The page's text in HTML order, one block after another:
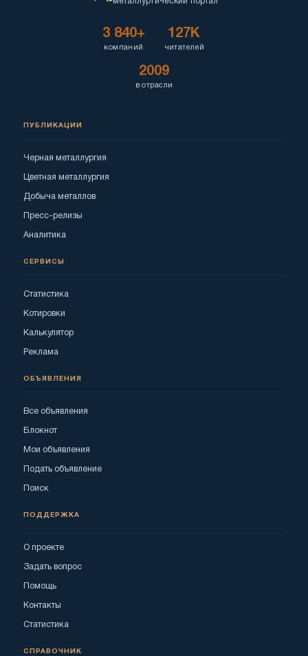
3 840+
компаний
127K
читателей
2009
в отрасли
ПУБЛИКАЦИИ
Черная металлургия
Цветная металлургия
Добыча металлов
Пресс-релизы
Аналитика
СЕРВИСЫ
Статистика
Котировки
Калькулятор
Реклама
ОБЪЯВЛЕНИЯ
Все объявления
Блокнот
Мои объявления
Подать объявление
Поиск
ПОДДЕРЖКА
О проекте
Задать вопрос
Помощь
Контакты
Статистика
СПРАВОЧНИК